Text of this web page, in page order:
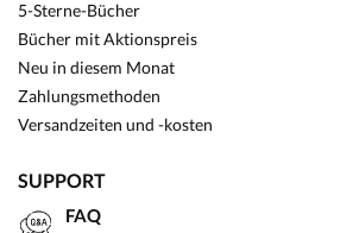
5-Sterne-Bücher
Bücher mit Aktionspreis
Neu in diesem Monat
Zahlungsmethoden
Versandzeiten und -kosten
SUPPORT
FAQ